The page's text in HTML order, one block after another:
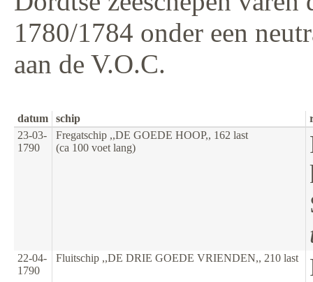
1780/1784 onder een
aan de V.O.C.
datum schip
23-03-
1790
Fregatschip ,,DE GOEDE HOOP,, 162 last
(ca 100 voet lang)
22-04-
1790
Fluitschip ,,DE DRIE GOEDE VRIENDEN,, 210 last